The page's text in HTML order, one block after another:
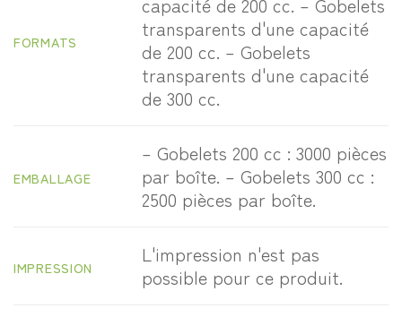
FORMATS
transparents d'une capacité
de 200 cc. – Gobelets
transparents d'une capacité
de 300 cc.
EMBALLAGE
– Gobelets 200 cc : 3000 pièces
par boîte. – Gobelets 300 cc :
2500 pièces par boîte.
IMPRESSION
L'impression n'est pas
possible pour ce produit.